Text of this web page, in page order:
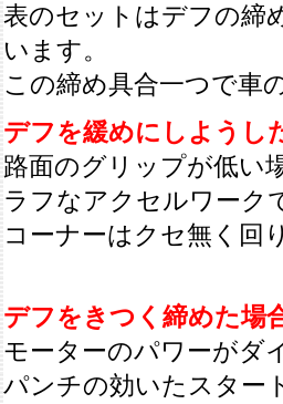
表のセットはデフの締
います。
この締め具合一つで車
デフを緩めにしようし
路面のグリップが低い
ラフなアクセルワーク
コーナーはクセ無く回
デフをきつく締めた場
モーターのパワーがダ
パンチの効いたスター